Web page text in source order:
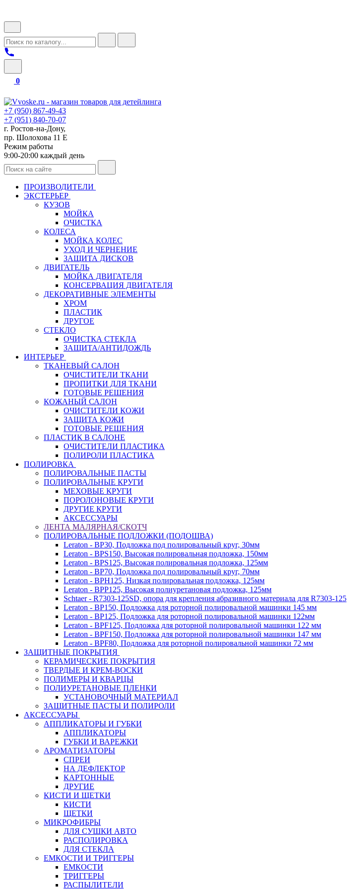
0
+7 (950) 867-49-43
+7 (951) 840-70-07
г. Ростов-на-Дону,
пр. Шолохова 11 Е
Режим работы
9:00-20:00 каждый день
ПРОИЗВОДИТЕЛИ
ЭКСТЕРЬЕР
КУЗОВ
МОЙКА
ОЧИСТКА
КОЛЕСА
МОЙКА КОЛЕС
УХОД И ЧЕРНЕНИЕ
ЗАЩИТА ДИСКОВ
ДВИГАТЕЛЬ
МОЙКА ДВИГАТЕЛЯ
КОНСЕРВАЦИЯ ДВИГАТЕЛЯ
ДЕКОРАТИВНЫЕ ЭЛЕМЕНТЫ
ХРОМ
ПЛАСТИК
ДРУГОЕ
СТЕКЛО
ОЧИСТКА СТЕКЛА
ЗАЩИТА/АНТИДОЖДЬ
ИНТЕРЬЕР
ТКАНЕВЫЙ САЛОН
ОЧИСТИТЕЛИ ТКАНИ
ПРОПИТКИ ДЛЯ ТКАНИ
ГОТОВЫЕ РЕШЕНИЯ
КОЖАНЫЙ САЛОН
ОЧИСТИТЕЛИ КОЖИ
ЗАЩИТА КОЖИ
ГОТОВЫЕ РЕШЕНИЯ
ПЛАСТИК В САЛОНЕ
ОЧИСТИТЕЛИ ПЛАСТИКА
ПОЛИРОЛИ ПЛАСТИКА
ПОЛИРОВКА
ПОЛИРОВАЛЬНЫЕ ПАСТЫ
ПОЛИРОВАЛЬНЫЕ КРУГИ
МЕХОВЫЕ КРУГИ
ПОРОЛОНОВЫЕ КРУГИ
ДРУГИЕ КРУГИ
АКСЕССУАРЫ
ЛЕНТА МАЛЯРНАЯ/СКОТЧ
ПОЛИРОВАЛЬНЫЕ ПОДЛОЖКИ (ПОДОШВА)
Leraton - BP30, Подложка под полировальный круг, 30мм
Leraton - BPS150, Высокая полировальная подложка, 150мм
Leraton - BPS125, Высокая полировальная подложка, 125мм
Leraton - BP70, Подложка под полировальный круг, 70мм
Leraton - BPH125, Низкая полировальная подложка, 125мм
Leraton - BPP125, Высокая полиуретановая подложка, 125мм
Schtaer - R7303-125SD, опора для крепления абразивного материала для R7303-125
Leraton - BP150, Подложка для роторной полировальной машинки 145 мм
Leraton - BP125, Подложка для роторной полировальной машинки 122мм
Leraton - BPF125, Подложка для роторной полировальной машинки 122 мм
Leraton - BPF150, Подложка для роторной полировальной машинки 147 мм
Leraton - BPF80, Подложка для роторной полировальной машинки 72 мм
ЗАЩИТНЫЕ ПОКРЫТИЯ
КЕРАМИЧЕСКИЕ ПОКРЫТИЯ
ТВЕРДЫЕ И КРЕМ-ВОСКИ
ПОЛИМЕРЫ И КВАРЦЫ
ПОЛИУРЕТАНОВЫЕ ПЛЕНКИ
УСТАНОВОЧНЫЙ МАТЕРИАЛ
ЗАЩИТНЫЕ ПАСТЫ И ПОЛИРОЛИ
АКСЕССУАРЫ
АППЛИКАТОРЫ И ГУБКИ
АППЛИКАТОРЫ
ГУБКИ И ВАРЕЖКИ
АРОМАТИЗАТОРЫ
СПРЕИ
НА ДЕФЛЕКТОР
КАРТОННЫЕ
ДРУГИЕ
КИСТИ И ЩЕТКИ
КИСТИ
ЩЕТКИ
МИКРОФИБРЫ
ДЛЯ СУШКИ АВТО
РАСПОЛИРОВКА
ДЛЯ СТЕКЛА
ЕМКОСТИ И ТРИГГЕРЫ
ЕМКОСТИ
ТРИГГЕРЫ
РАСПЫЛИТЕЛИ